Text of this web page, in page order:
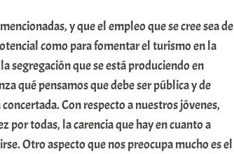
y que el empleo que se cree sea de
como para fomentar el turismo en la
segregación que se está produciendo en
qué pensamos que debe ser pública y de
Con respecto a nuestros jóvenes,
por todas, la carencia que hay en cuanto a
Otro aspecto que nos preocupa mucho es el